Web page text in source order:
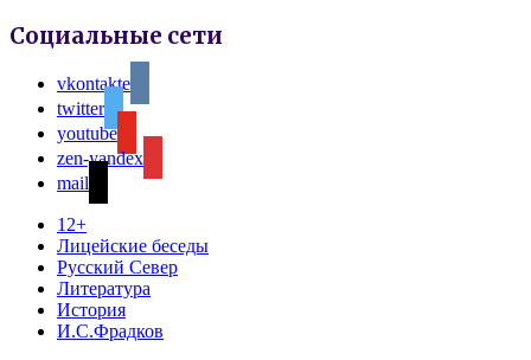
Социальные сети
vkontakte
twitter
youtube
zen-yandex
mail
12+
Лицейские беседы
Русский Север
Литература
История
И.С.Фрадков